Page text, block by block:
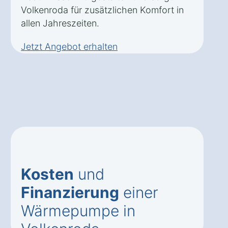
Volkenroda für zusätzlichen Komfort in
allen Jahreszeiten.
Jetzt Angebot erhalten
Kosten und
Finanzierung einer
Wärmepumpe in